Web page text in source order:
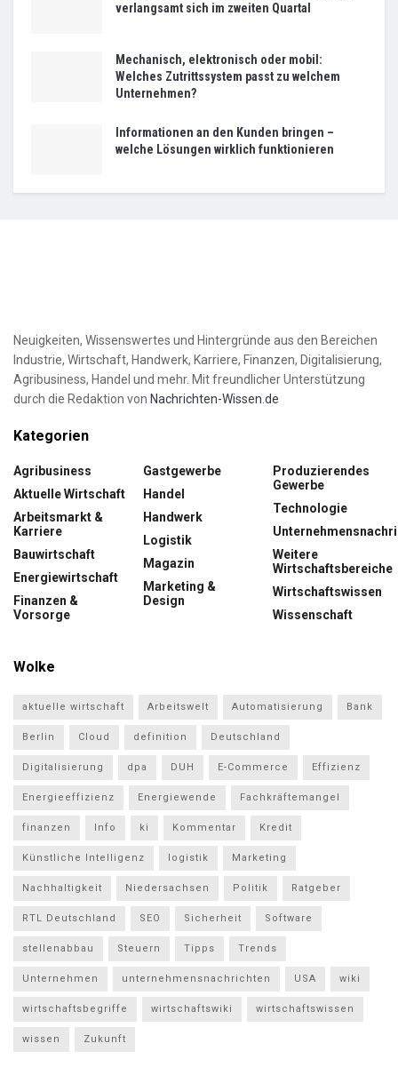
verlangsamt sich im zweiten Quartal
Mechanisch, elektronisch oder mobil:
Welches Zutrittssystem passt zu welchem
Unternehmen?
Informationen an den Kunden bringen –
welche Lösungen wirklich funktionieren
Neuigkeiten, Wissenswertes und Hintergründe aus den Bereichen
Industrie, Wirtschaft, Handwerk, Karriere, Finanzen, Digitalisierung,
Agribusiness, Handel und mehr. Mit freundlicher Unterstützung
durch die Redaktion von Nachrichten-Wissen.de
Kategorien
Agribusiness
Aktuelle Wirtschaft
Arbeitsmarkt &
Karriere
Bauwirtschaft
Energiewirtschaft
Finanzen &
Vorsorge
Gastgewerbe
Handel
Handwerk
Logistik
Magazin
Marketing &
Design
Produzierendes
Gewerbe
Technologie
Weitere
Wirtschaftsbereiche
Wirtschaftswissen
Wissenschaft
Wolke
aktuelle wirtschaft Arbeitswelt Automatisierung Bank
Berlin Cloud definition Deutschland
Digitalisierung dpa DUH E-Commerce Effizienz
Energieeffizienz Energiewende Fachkräftemangel
finanzen Info ki Kommentar Kredit
Künstliche Intelligenz logistik Marketing
Nachhaltigkeit Niedersachsen Politik Ratgeber
RTL Deutschland SEO Sicherheit Software
stellenabbau Steuern Tipps Trends
Unternehmen unternehmensnachrichten USA wiki
wirtschaftsbegriffe wirtschaftswiki wirtschaftswissen
wissen Zukunft